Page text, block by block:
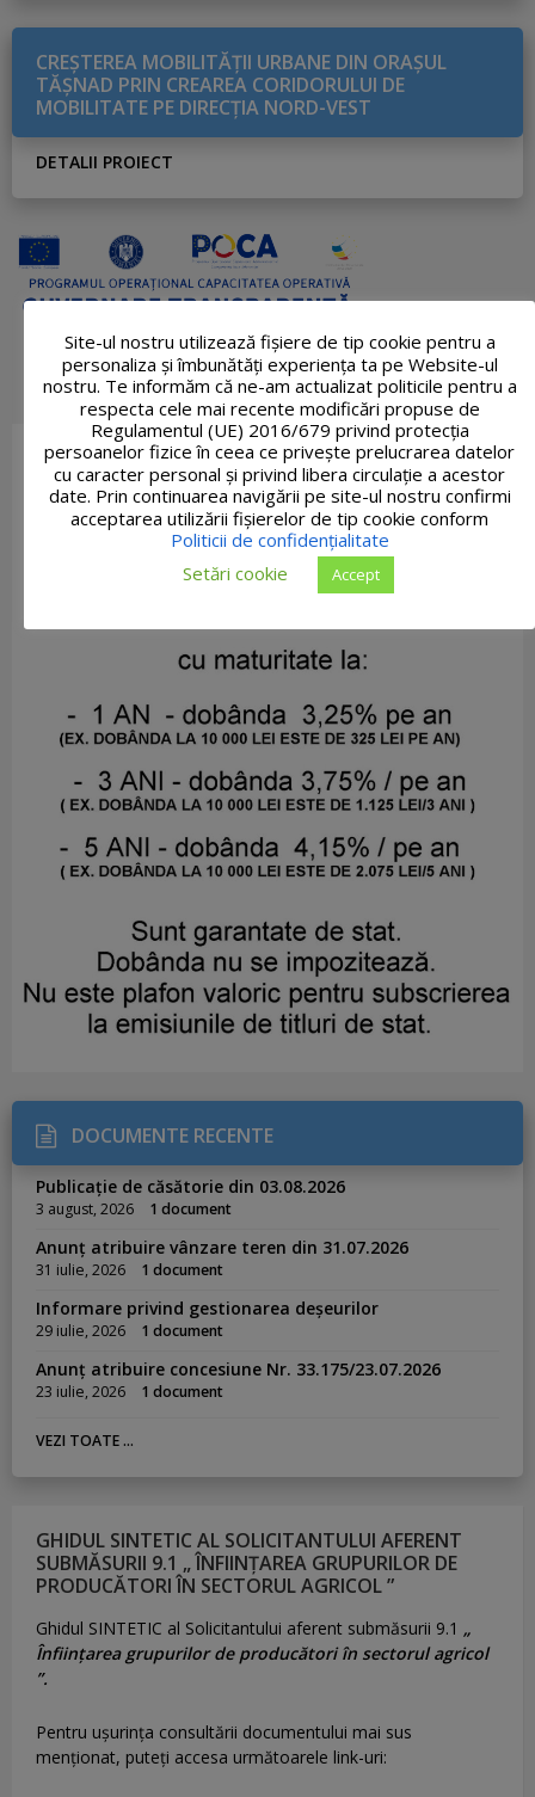
CREŞTEREA MOBILITĂŢII URBANE DIN ORAŞUL
TĂŞNAD PRIN CREAREA CORIDORULUI DE
MOBILITATE PE DIRECŢIA NORD-VEST
DETALII PROIECT
DOCUMENTE RECENTE
Publicație de căsătorie din 03.08.2026
3 august, 2026 1 document
Anunț atribuire vânzare teren din 31.07.2026
31 iulie, 2026 1 document
Informare privind gestionarea deșeurilor
29 iulie, 2026 1 document
Anunț atribuire concesiune Nr. 33.175/23.07.2026
23 iulie, 2026 1 document
VEZI TOATE ...
GHIDUL SINTETIC AL SOLICITANTULUI AFERENT
SUBMĂSURII 9.1 „ ÎNFIINȚAREA GRUPURILOR DE
PRODUCĂTORI ÎN SECTORUL AGRICOL ”
Ghidul SINTETIC al Solicitantului aferent submăsurii 9.1 „
Înființarea grupurilor de producători în sectorul agricol
”.
Pentru uşurinţa consultării documentului mai sus
menţionat, puteţi accesa următoarele link-uri:
Site-ul nostru utilizează fişiere de tip cookie pentru a
personaliza și îmbunătăți experiența ta pe Website-ul
nostru. Te informăm că ne-am actualizat politicile pentru a
respecta cele mai recente modificări propuse de
Regulamentul (UE) 2016/679 privind protecția
persoanelor fizice în ceea ce privește prelucrarea datelor
cu caracter personal și privind libera circulație a acestor
date. Prin continuarea navigării pe site-ul nostru confirmi
acceptarea utilizării fişierelor de tip cookie conform
Politicii de confidențialitate
Setări cookie
Accept